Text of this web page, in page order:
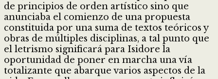
de principios de orden artístico sino que
anunciaba el comienzo de una propuesta
constituida por una suma de textos teóricos y
obras de múltiples disciplinas, a tal punto que
el letrismo significará para Isidore la
oportunidad de poner en marcha una vía
totalizante que abarque varios aspectos de la